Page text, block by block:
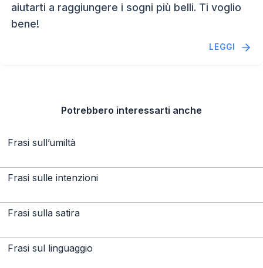
aiutarti a raggiungere i sogni più belli. Ti voglio
bene!
LEGGI
Potrebbero interessarti anche
Frasi sull’umiltà
Frasi sulle intenzioni
Frasi sulla satira
Frasi sul linguaggio